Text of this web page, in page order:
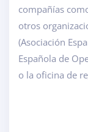
compañías
otros
(Asociación
Española de
o la oficina de